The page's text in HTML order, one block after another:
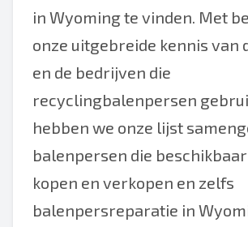
in Wyoming te vinden. Met
onze uitgebreide kennis van
en de bedrijven die
recyclingbalenpersen
hebben we onze lijst
balenpersen die
kopen en verkopen en zelfs
balenpersreparatie in